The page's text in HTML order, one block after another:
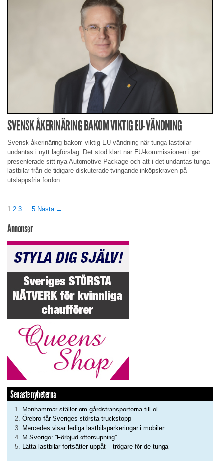
SVENSK ÅKERINÄRING BAKOM VIKTIG EU-VÄNDNING
Svensk åkerinäring bakom viktig EU-vändning när tunga lastbilar
undantas i nytt lagförslag. Det stod klart när EU-kommissionen i går
presenterade sitt nya Automotive Package och att i det undantas tunga
lastbilar från de tidigare diskuterade tvingande inköpskraven på
utsläppsfria fordon.
1 2 3 5 Nästa →
Annonser
Senaste nyheterna
Menhammar ställer om gårdstransporterna till el
Örebro får Sveriges största truckstopp
Mercedes visar lediga lastbilsparkeringar i mobilen
M Sverige: ”Förbjud eftersupning”
Lätta lastbilar fortsätter uppåt – trögare för de tunga